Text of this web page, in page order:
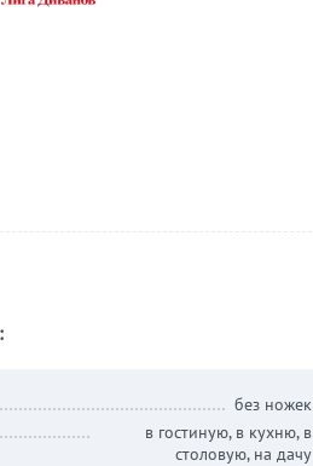
без ножек
в гостиную, в кухню, в
столовую, на дачу